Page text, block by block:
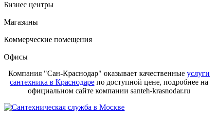
Бизнес центры
Магазины
Коммерческие помещения
Офисы
Компания "Сан-Краснодар" оказывает качественные услуги
сантехника в Краснодаре по доступной цене, подробнее на
официальном сайте компании santeh-krasnodar.ru